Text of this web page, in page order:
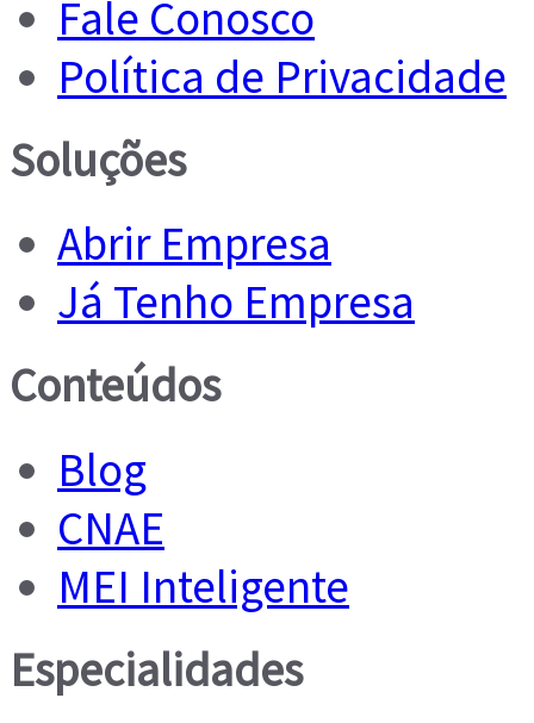
Fale Conosco
Política de Privacidade
Soluções
Abrir Empresa
Já Tenho Empresa
Conteúdos
Blog
CNAE
MEI Inteligente
Especialidades